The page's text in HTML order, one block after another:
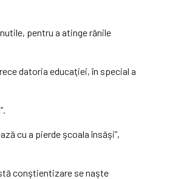
pentru a atinge rănile
datoria educaţiei, în special a
cu a pierde şcoala însăşi”,
conştientizare se naşte